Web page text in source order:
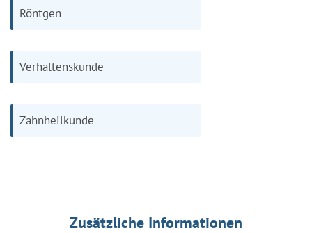
Röntgen
Verhaltenskunde
Zahnheilkunde
Zusätzliche Informationen